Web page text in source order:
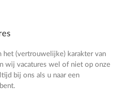
het (vertrouwelijke) karakter van
wij vacatures wel of niet op onze
bij ons als u naar een